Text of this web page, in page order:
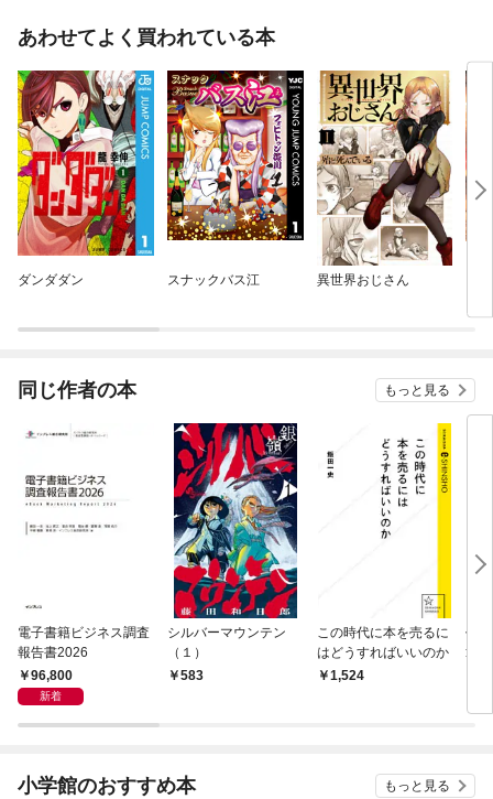
あわせてよく買われている本
ダンダダン スナックバス江 異世界おじさん
同じ作者の本 もっと見る
電子書籍ビジネス調査
報告書2026
96,800
新着
シルバーマウンテン
（１）
583
この時代に本を売るに
はどうすればいいのか
1,524
作
章
小学館のおすすめ本 もっと見る